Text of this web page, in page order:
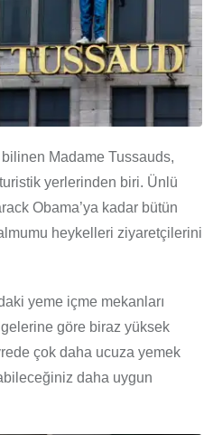
Madame Tussauds,
yerlerinden biri. Ünlü
Obama’ya kadar bütün
heykelleri ziyaretçilerini
yeme içme mekanları
göre biraz yüksek
çok daha ucuza yemek
daha uygun